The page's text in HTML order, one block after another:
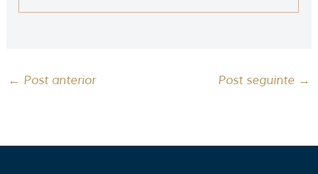
← Post anterior Post seguinte →